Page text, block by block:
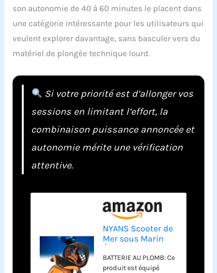
son autonomie de 40 à 60 minutes le placent dans
une catégorie intéressante pour les utilisateurs qui
veulent explorer davantage, sans basculer vers du
matériel de plongée technique lourd.
Si votre priorité est d’allonger vos
sessions en limitant l’effort, la
combinaison puissance annoncée et
autonomie mérite une vérification
attentive.
NYANS Scooter de
Mer sous Marin
Boosters de
Natation de
BATTERIE AU PLOMB: Ce
produit est équipé